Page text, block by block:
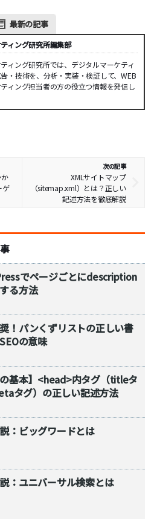
最新の記事
ィング研究所編集部
ィング研究所では、デジタルマーケティ
・技術を、分析・実装・検証して、WEB
ィング担当者の方の役立つ情報を発信し
ゲ
次の記事
XMLサイトマップ
（sitemap.xml）とは？正しい
記述方法を徹底解説
でページごとにdescription
る方法
！パンくずリストの正しい書
の意味
の基本】<head>内タグ（titleタ
タグ）の正しい記述方法
：ビッグワードとは
：ユニバーサル検索とは